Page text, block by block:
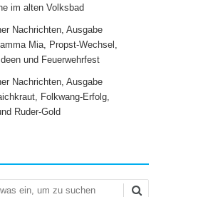
im alten Volksbad
Nachrichten, Ausgabe
Mia, Propst-Wechsel,
und Feuerwehrfest
Nachrichten, Ausgabe
Folkwang-Erfolg,
Ruder-Gold